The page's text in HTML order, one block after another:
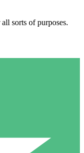
sorts of purposes.